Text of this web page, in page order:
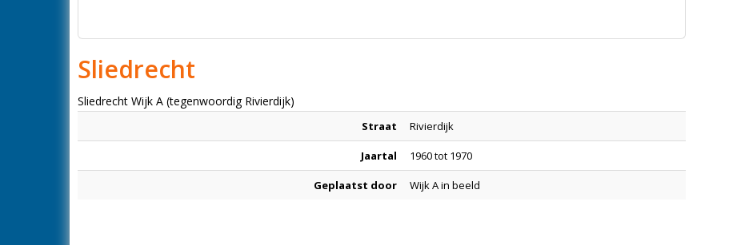
Sliedrecht
Sliedrecht Wijk A (tegenwoordig Rivierdijk)
Straat Rivierdijk
Jaartal 1960 tot 1970
Geplaatst door Wijk A in beeld